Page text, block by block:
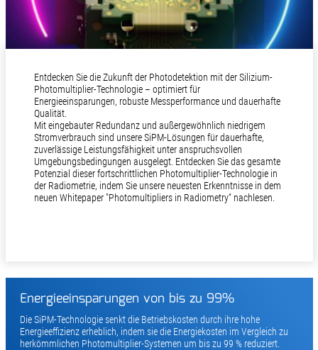
Entdecken Sie die Zukunft der Photodetektion mit der Silizium-
Photomultiplier-Technologie – optimiert für
Energieeinsparungen, robuste Messperformance und dauerhafte
Qualität.
Mit eingebauter Redundanz und außergewöhnlich niedrigem
Stromverbrauch sind unsere SiPM-Lösungen für dauerhafte,
zuverlässige Leistungsfähigkeit unter anspruchsvollen
Umgebungsbedingungen ausgelegt. Entdecken Sie das gesamte
Potenzial dieser fortschrittlichen Photomultiplier-Technologie in
der Radiometrie, indem Sie unsere neuesten Erkenntnisse in dem
neuen Whitepaper "Photomultipliers in Radiometry“ nachlesen.
Energieeinsparungen von bis zu 99%
Die SiPM-Technologie senkt die Betriebskosten durch ihre hohe
Energieeffizienz erheblich, indem sie die Energiekosten im Vergleich zu
herkömmlichen Photomultiplier-Systemen um bis zu 99 % reduziert.